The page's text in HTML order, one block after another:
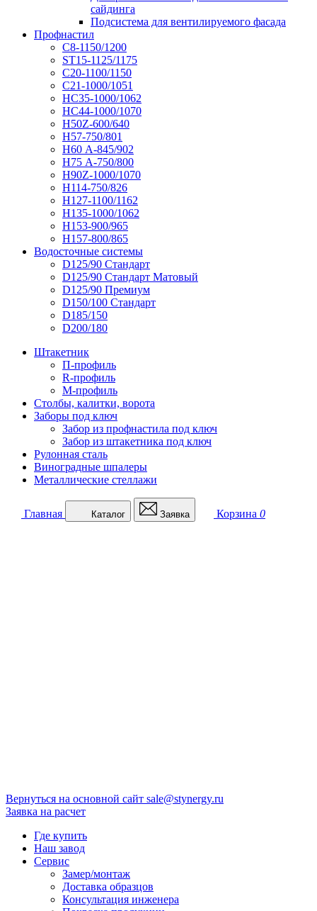
сайдинга
Подсистема для вентилируемого фасада
Профнастил
С8-1150/1200
ST15-1125/1175
С20-1100/1150
С21-1000/1051
НС35-1000/1062
НС44-1000/1070
Н50Z-600/640
Н57-750/801
Н60 А-845/902
Н75 А-750/800
Н90Z-1000/1070
Н114-750/826
Н127-1100/1162
Н135-1000/1062
Н153-900/965
Н157-800/865
Водосточные системы
D125/90 Стандарт
D125/90 Стандарт Матовый
D125/90 Премиум
D150/100 Стандарт
D185/150
D200/180
Штакетник
П-профиль
R-профиль
М-профиль
Столбы, калитки, ворота
Заборы под ключ
Забор из профнастила под ключ
Забор из штакетника под ключ
Рулонная сталь
Виноградные шпалеры
Металлические стеллажи
Главная Каталог Заявка Корзина 0
Вернуться на основной сайт sale@stynergy.ru
Заявка на расчет
Где купить
Наш завод
Сервис
Замер/монтаж
Доставка образцов
Консультация инженера